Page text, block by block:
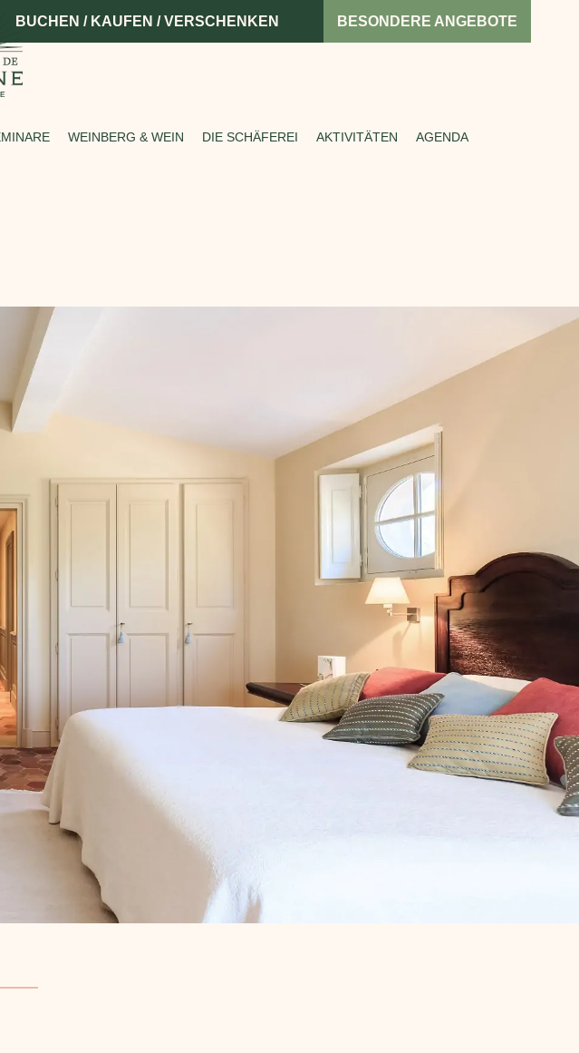
BUCHEN / KAUFEN / VERSCHENKEN BESONDERE ANGEBOTE
WEINBERG & WEIN DIE SCHÄFEREI AKTIVITÄTEN AGENDA